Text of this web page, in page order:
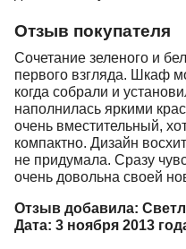
Отзыв покупателя
Сочетание зеленого и
первого взгляда. Шкаф
когда собрали и
наполнилась яркими
очень вместительный,
компактно. Дизайн
не придумала. Сразу
очень довольна своей
Отзыв добавила:
Дата: 3 ноября 2013